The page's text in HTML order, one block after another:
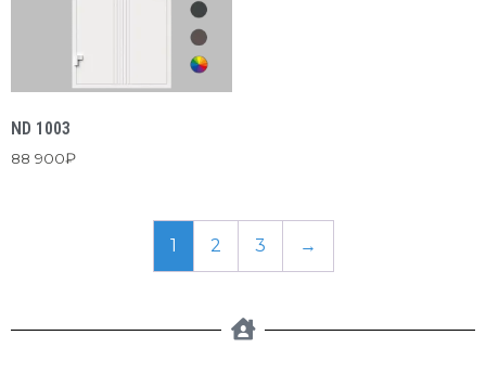
ND 1003
88 900₽
1 2 3 →